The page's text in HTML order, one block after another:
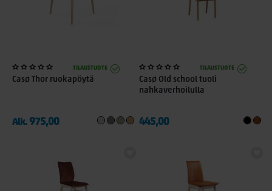
TILAUSTUOTE
Casø Thor ruokapöytä
Alk. 975,00
TILAUSTUOTE
Casø Old school tuoli
nahkaverhoilulla
445,00